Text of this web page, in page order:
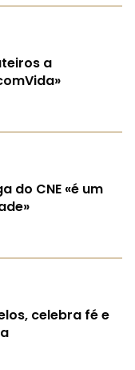
a
do CNE «é um
celebra fé e